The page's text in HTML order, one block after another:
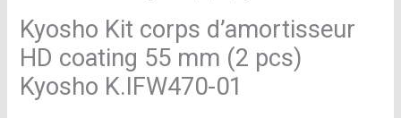
Kyosho Kit corps d’amortisseur
HD coating 55 mm (2 pcs)
Kyosho K.IFW470-01